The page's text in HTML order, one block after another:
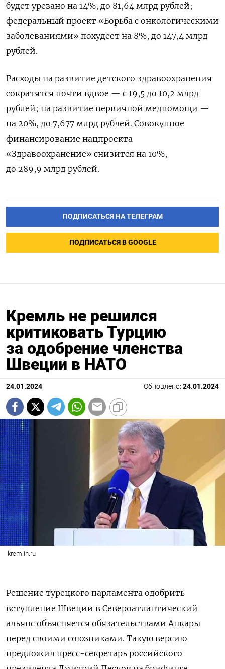
будет урезано на 14%, до 81,64 млрд рублей;
федеральный проект «Борьба с онкологическими
заболеваниями» похудеет на 8%, до 147,4 млрд
рублей.
Расходы на развитие детского здравоохранения
сократятся почти вдвое — с 19,5 до 10,2 млрд
рублей; на развитие первичной медпомощи —
на 20%, до 7,677 млрд рублей. Совокупное
финансирование нацпроекта
«Здравоохранение» снизится на 10%,
до 289,9 млрд рублей.
ПОДПИСАТЬСЯ НА ТЕЛЕГРАМ
ПОДПИСАТЬСЯ В GOOGLE
Кремль не решился
критиковать Турцию
за одобрение членства
Швеции в НАТО
24.01.2024 Обновлено: 24.01.2024
kremlin.ru
Решение турецкого парламента одобрить
вступление Швеции в Североатлантический
альянс объясняется обязательствами Анкары
перед своими союзниками. Такую версию
предложил пресс-секретарь российского